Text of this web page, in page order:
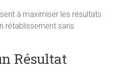
à maximiser les résultats
rétablissement sans
Résultat